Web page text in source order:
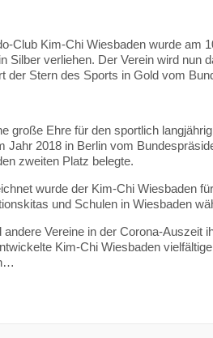
Club Kim-Chi Wiesbaden wurde am
Silber verliehen. Der Verein wird nun
der Stern des Sports in Gold vom
große Ehre für den sportlich
Jahr 2018 in Berlin vom
zweiten Platz belegte.
wurde der Kim-Chi Wiesbaden
und Schulen in Wiesbaden
andere Vereine in der Corona-Auszeit
Kim-Chi Wiesbaden